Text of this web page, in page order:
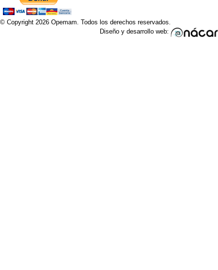
© Copyright 2026 Opemam. Todos los derechos reservados.
Diseño y desarrollo web: